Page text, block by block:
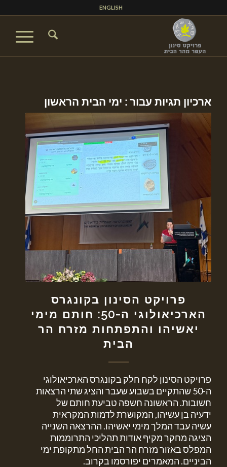
ENGLISH
ארכיון תגיות עבור : ימי הבית הראשון
פרויקט הסינון בקונגרס
הארכיאולוגי ה-50: חותם מימי
יאשיהו והתפתחות מזרח הר
הבית
פרויקט הסינון לקח חלק בקונגרס הארכיאולוגי
ה-50 שהתקיים בשבוע שעבר והציג שתי הרצאות
חשובות. הראשונה חשפה טביעת חותם של
ידעיה בן עשיהו, המקושרת לדמות המקראית
עשיה עבד המלך מימי יאשיהו. ההרצאה השנייה
הציגה מחקר מקיף אודות תהליכי התרוממות
המפלס באזור מזרח הר הבית החל מתקופת ימי
הביניים. המאמרים יפורסמו בקרוב.